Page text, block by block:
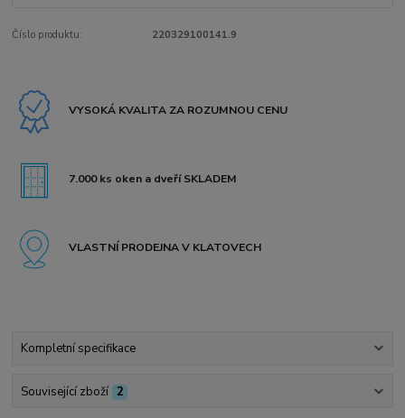
Číslo produktu: 220329100141.9
VYSOKÁ KVALITA ZA ROZUMNOU CENU
7.000 ks oken a dveří SKLADEM
VLASTNÍ PRODEJNA V KLATOVECH
Kompletní specifikace
Související zboží 2